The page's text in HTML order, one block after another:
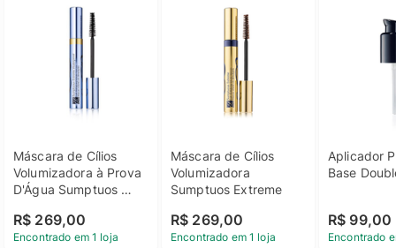
Máscara de Cílios
Volumizadora à Prova
D'Água Sumptuos
R$ 269,00
Encontrado em 1 loja
Máscara de Cílios
Volumizadora
Sumptuos Extreme
R$ 269,00
Encontrado em 1 loja
Aplicador
Base
R$ 99,00
Encontrado